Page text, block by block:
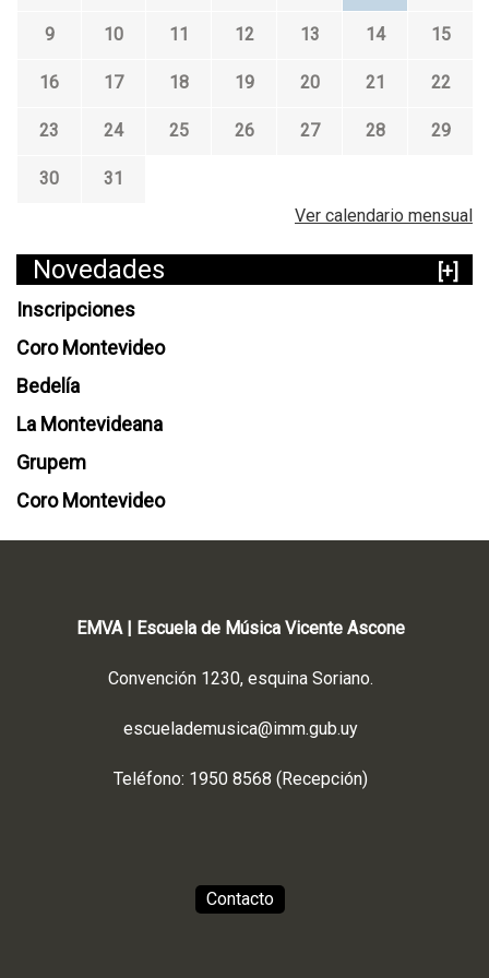
9 10 11 12 13 14 15
16 17 18 19 20 21 22
23 24 25 26 27 28 29
30
31
Ver calendario mensual
Novedades
[+]
Inscripciones
Coro Montevideo
Bedelía
La Montevideana
Grupem
Coro Montevideo
EMVA | Escuela de Música Vicente Ascone
Convención 1230, esquina Soriano.
escuelademusica@imm.gub.uy
Teléfono: 1950 8568 (Recepción)
Contacto